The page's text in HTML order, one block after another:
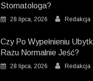
Stomatologa?
28 lipca, 2026 Redakcja
Czy Po Wypełnieniu
Razu Normalnie Jeść?
28 lipca, 2026 Redakcja